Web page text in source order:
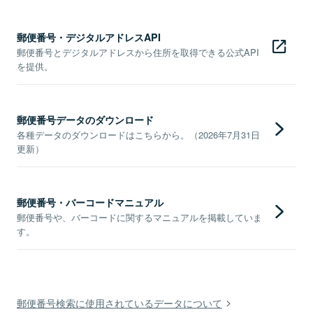
郵便番号・デジタルアドレスAPI
郵便番号とデジタルアドレスから住所を取得できる公式API
を提供。
郵便番号データのダウンロード
各種データのダウンロードはこちらから。（2026年7月31日
更新）
郵便番号・バーコードマニュアル
郵便番号や、バーコードに関するマニュアルを掲載していま
す。
郵便番号検索に使用されているデータについて